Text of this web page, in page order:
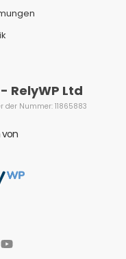
RelyWP Ltd
Nummer: 11865883
von